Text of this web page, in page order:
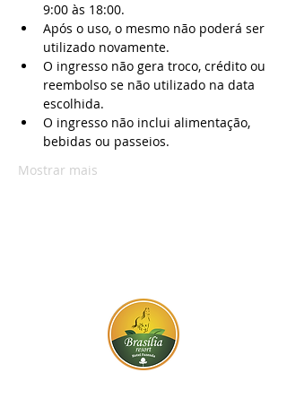
9:00 às 18:00.
Após o uso, o mesmo não poderá ser
utilizado novamente.
O ingresso não gera troco, crédito ou
reembolso se não utilizado na data
escolhida.
O ingresso não inclui alimentação,
bebidas ou passeios.
Mostrar mais